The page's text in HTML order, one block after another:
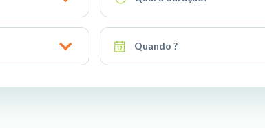
Quando ?